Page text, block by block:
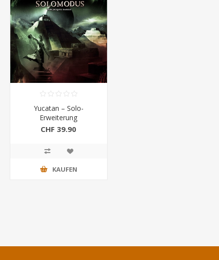
Yucatan – Solo-
Erweiterung
CHF 39.90
KAUFEN